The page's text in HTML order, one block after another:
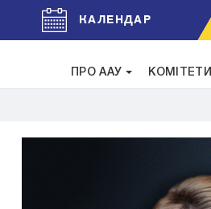
КАЛЕНДАР
ПРО ААУ КОМІТЕТИ